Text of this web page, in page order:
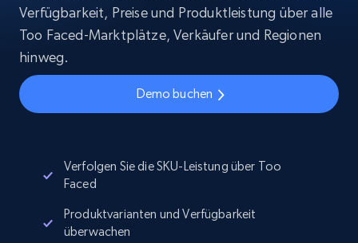
Verfügbarkeit, Preise und Produktleistung über alle
Too Faced-Marktplätze, Verkäufer und Regionen
hinweg.
Demo buchen
Verfolgen Sie die SKU-Leistung über Too
Faced
Produktvarianten und Verfügbarkeit
überwachen